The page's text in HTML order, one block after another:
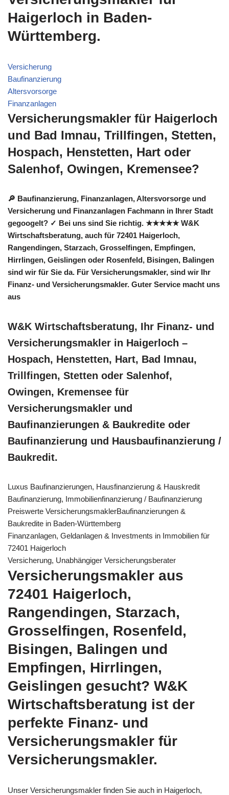
Haigerloch in Baden-
Württemberg.
Versicherung
Baufinanzierung
Altersvorsorge
Finanzanlagen
Versicherungsmakler für Haigerloch
und Bad Imnau, Trillfingen, Stetten,
Hospach, Henstetten, Hart oder
Salenhof, Owingen, Kremensee?
🔎 Baufinanzierung, Finanzanlagen, Altersvorsorge und
Versicherung und Finanzanlagen Fachmann in Ihrer Stadt
gegoogelt? ✓ Bei uns sind Sie richtig. ★★★★★ W&K
Wirtschaftsberatung, auch für 72401 Haigerloch,
Rangendingen, Starzach, Grosselfingen, Empfingen,
Hirrlingen, Geislingen oder Rosenfeld, Bisingen, Balingen
sind wir für Sie da. Für Versicherungsmakler, sind wir Ihr
Finanz- und Versicherungsmakler. Guter Service macht uns
aus
W&K Wirtschaftsberatung, Ihr Finanz- und
Versicherungsmakler in Haigerloch –
Hospach, Henstetten, Hart, Bad Imnau,
Trillfingen, Stetten oder Salenhof,
Owingen, Kremensee für
Versicherungsmakler und
Baufinanzierungen & Baukredite oder
Baufinanzierung und Hausbaufinanzierung /
Baukredit.
Luxus Baufinanzierungen, Hausfinanzierung & Hauskredit
Baufinanzierung, Immobilienfinanzierung / Baufinanzierung
Preiswerte VersicherungsmaklerBaufinanzierungen &
Baukredite in Baden-Württemberg
Finanzanlagen, Geldanlagen & Investments in Immobilien für
72401 Haigerloch
Versicherung, Unabhängiger Versicherungsberater
Versicherungsmakler aus
72401 Haigerloch,
Rangendingen, Starzach,
Grosselfingen, Rosenfeld,
Bisingen, Balingen und
Empfingen, Hirrlingen,
Geislingen gesucht? W&K
Wirtschaftsberatung ist der
perfekte Finanz- und
Versicherungsmakler für
Versicherungsmakler.
Unser Versicherungsmakler finden Sie auch in Haigerloch,